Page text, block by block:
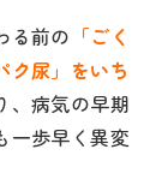
る前の 「ごく
ク尿」をいち
、病気の早期
一歩早く異変